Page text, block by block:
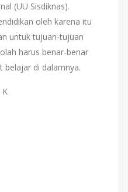
(UU Sisdiknas).
oleh karena itu
untuk tujuan-tujuan
harus benar-benar
belajar di dalamnya.
K